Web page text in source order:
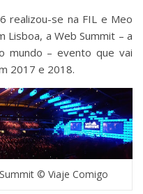
Lisboa, a Web Summit – a
mundo – evento que vai
2017 e 2018.
© Viaje Comigo